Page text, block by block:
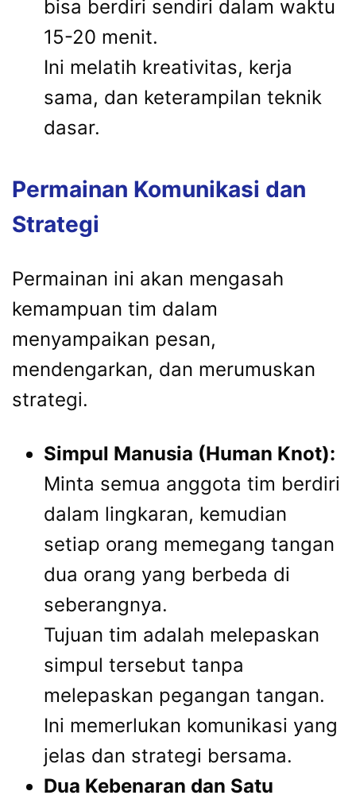
bisa berdiri sendiri dalam waktu
15-20 menit.
Ini melatih kreativitas, kerja
sama, dan keterampilan teknik
dasar.
Permainan Komunikasi dan
Strategi
Permainan ini akan mengasah
kemampuan tim dalam
menyampaikan pesan,
mendengarkan, dan merumuskan
strategi.
Simpul Manusia (Human Knot):
Minta semua anggota tim berdiri
dalam lingkaran, kemudian
setiap orang memegang tangan
dua orang yang berbeda di
seberangnya.
Tujuan tim adalah melepaskan
simpul tersebut tanpa
melepaskan pegangan tangan.
Ini memerlukan komunikasi yang
jelas dan strategi bersama.
Dua Kebenaran dan Satu